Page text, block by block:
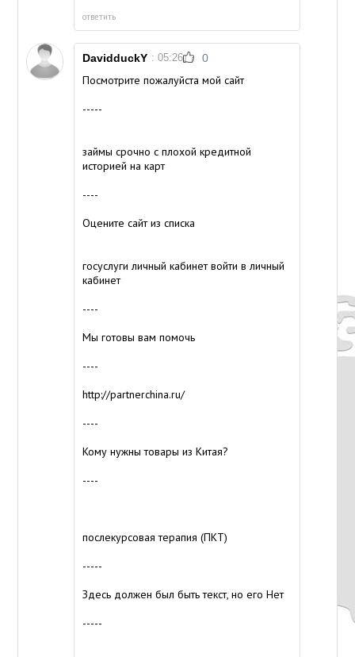
ответить
DavidduckY : 05:26 0
Посмотрите пожалуйста мой сайт
-----
займы срочно с плохой кредитной
историей на карт
----
Оцените сайт из списка
госуслуги личный кабинет войти в личный
кабинет
----
Мы готовы вам помочь
----
http://partnerchina.ru/
----
Кому нужны товары из Китая?
----
послекурсовая терапия (ПКТ)
-----
Здесь должен был быть текст, но его Нет
-----